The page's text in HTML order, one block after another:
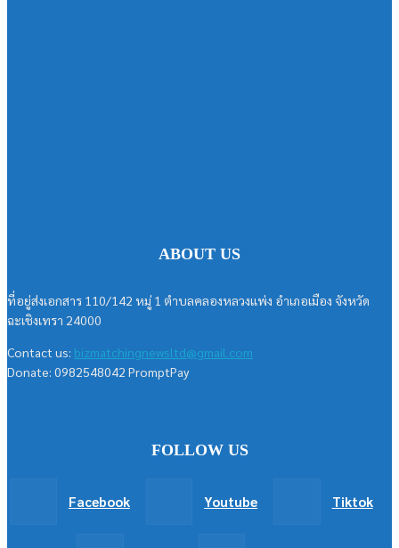
ABOUT US
ที่อยู่ส่งเอกสาร 110/142 หมู่ 1 ตำบลคลองหลวงแพ่ง อำเภอเมือง จังหวัด
ฉะเชิงเทรา 24000
Contact us: bizmatchingnewsltd@gmail.com
Donate: 0982548042 PromptPay
FOLLOW US
Facebook Youtube Tiktok